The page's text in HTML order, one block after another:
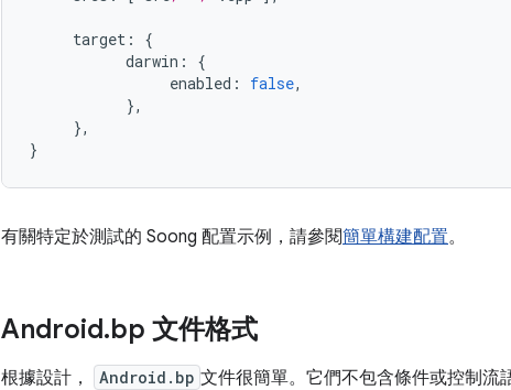
target :
{
darwin :
{
enabled : false,
},
},
}
有關特定於測試的 Soong 配置示例，請參閱簡單構建配置。
Android.bp 文件格式
根據設計， Android.bp 文件很簡單。它們不包含條件或控制流